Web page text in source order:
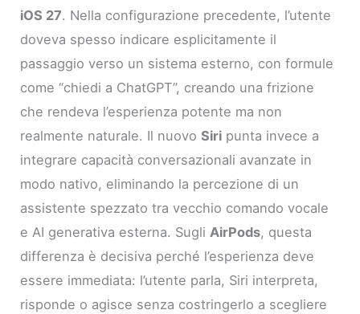
iOS 27. Nella configurazione precedente, l’utente
doveva spesso indicare esplicitamente il
passaggio verso un sistema esterno, con formule
come “chiedi a ChatGPT”, creando una frizione
che rendeva l’esperienza potente ma non
realmente naturale. Il nuovoSiri punta invece a
integrare capacità conversazionali avanzate in
modo nativo, eliminando la percezione di un
assistente spezzato tra vecchio comando vocale
e AI generativa esterna. Sugli AirPods, questa
differenza è decisiva perché l’esperienza deve
essere immediata: l’utente parla, Siri interpreta,
risponde o agisce senza costringerlo a scegliere